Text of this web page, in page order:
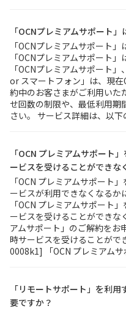
「OCNプレミアムサポート
「OCNプレミアムサポート
「OCNプレミアムサポート
「OCNプレミアムサポート
or スマートフォン」は、現
約中のお客さまがご利用いた
せ回数の制限や、最低利用期
さい。 サービス詳細は、以
「OCN プレミアムサポート
ービスを受けることができな
「OCN プレミアムサポート
ービスが利用できなくなるか
「OCN プレミアムサポート
ービスを受けることができな
アムサポート」のご解約をお
時サービスを受けることが
0008k1] 「OCN プレミアム
「リモートサポート」を利
要ですか？